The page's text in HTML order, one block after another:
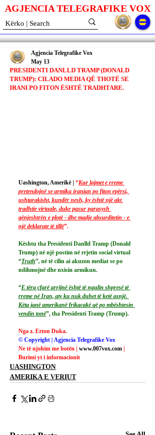
AGJENCIA TELEGRAFIKE VOX
PRESIDENTI DANLLD TRAMP (DONALD
TRUMP): CILADO MEDIA QË THOTË SE
IRANI PO FITON ËSHTË TRADHTARE.
Agjencia Telegrafike Vox
May 13
Uashington, Amerikë | “Kur lajmet e rreme
pretendojnë se armiku iranian po fiton epërsi,
ushtarakisht, kundër nesh, ky është një akt
tradhtie virtuale, duke pasur parasysh
gënjeshtrën e plotë - dhe madje absurditetin - e
një deklarate të tillë”.
Kështu tha Presidenti Danlld Tramp (Donald
Trump) në një postim në rrjetin social virtual
“Truth”, në të cilin ai akuzon mediat se po
ndihmojnë dhe nxisin armikun.
“E tëra çfarë arrijnë është të ngulin shpresë të
rreme në Iran, aty ku nuk duhet të ketë asnjë.
Këta janë amerikanë frikacakë që po mbështesin
vendin tonë”, tha Presidenti Tramp (Trump).
Nga z. Erton Duka.
© Copyright | Agjencia Telegrafike Vox
Ne të njohim me botën | www.007vox.com |
Burimi yt i informacionit
UASHINGTON
AMERIKA E VERIUT